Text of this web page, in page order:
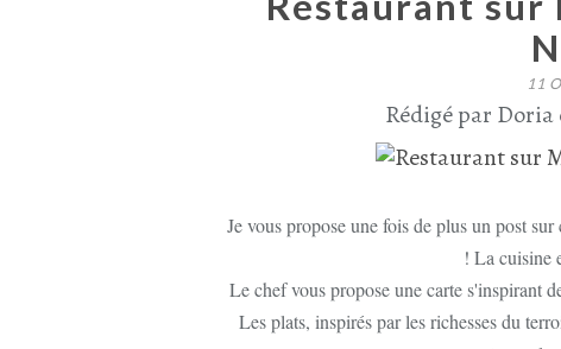
11
Rédigé par
Je vous propose une fois de plus un post
! La cuisine
Le chef vous propose une carte s'inspirant
Les plats, inspirés par les richesses du